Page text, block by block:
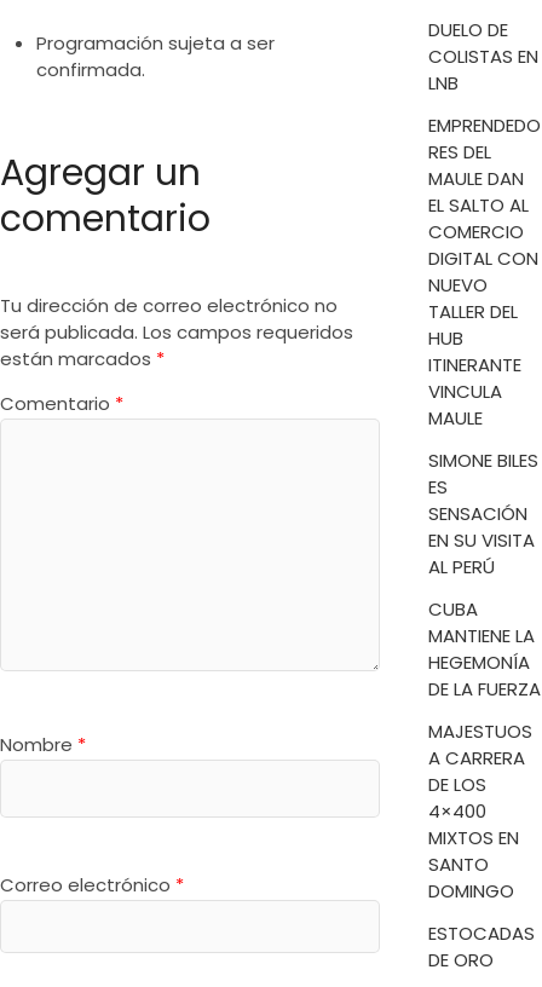
Programación sujeta a ser
confirmada.
Agregar un
comentario
Tu dirección de correo electrónico no
será publicada. Los campos requeridos
están marcados *
Comentario *
Nombre *
Correo electrónico *
DUELO DE
COLISTAS EN
LNB
EMPRENDEDO
RES DEL
MAULE DAN
EL SALTO AL
COMERCIO
DIGITAL CON
NUEVO
TALLER DEL
HUB
ITINERANTE
VINCULA
MAULE
SIMONE BILES
ES
SENSACIÓN
EN SU VISITA
AL PERÚ
CUBA
MANTIENE LA
HEGEMONÍA
DE LA FUERZA
MAJESTUOS
A CARRERA
DE LOS
4×400
MIXTOS EN
SANTO
DOMINGO
ESTOCADAS
DE ORO